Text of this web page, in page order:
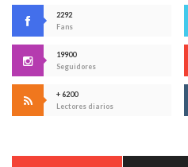
2292
Fans
19900
Seguidores
+ 6200
Lectores diarios